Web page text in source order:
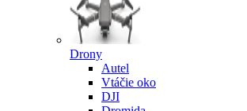
Drony
Autel
Vtáčie oko
DJI